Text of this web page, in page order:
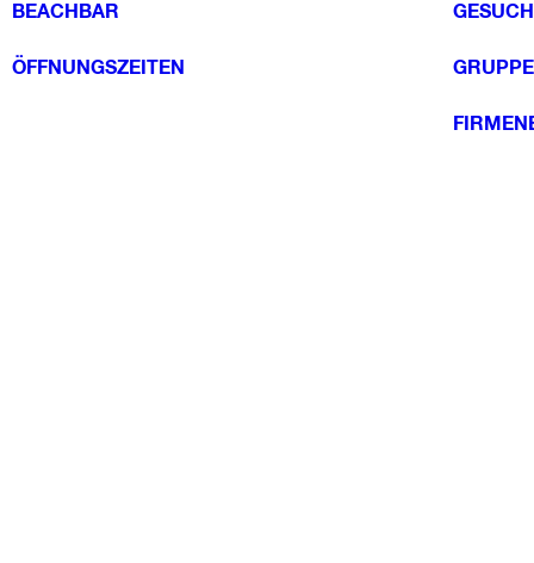
BEACHBAR
ÖFFNUNGSZEITEN